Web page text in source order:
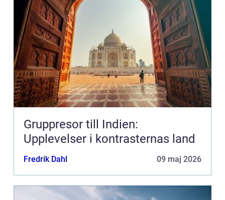
Gruppresor till Indien:
Upplevelser i kontrasternas land
Fredrik Dahl 09 maj 2026